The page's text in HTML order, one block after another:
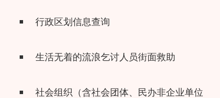
行政区划信息查询
生活无着的流浪乞讨人员街面救助
社会组织（含社会团体、民办非企业单位、